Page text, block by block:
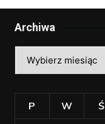
Archiwa
P W Ś